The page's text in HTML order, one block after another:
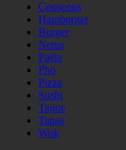
Couscous
Hamburger
Burger
Nems
Paëla
Phö
Pizza
Sushi
Tajine
Tapas
Wok